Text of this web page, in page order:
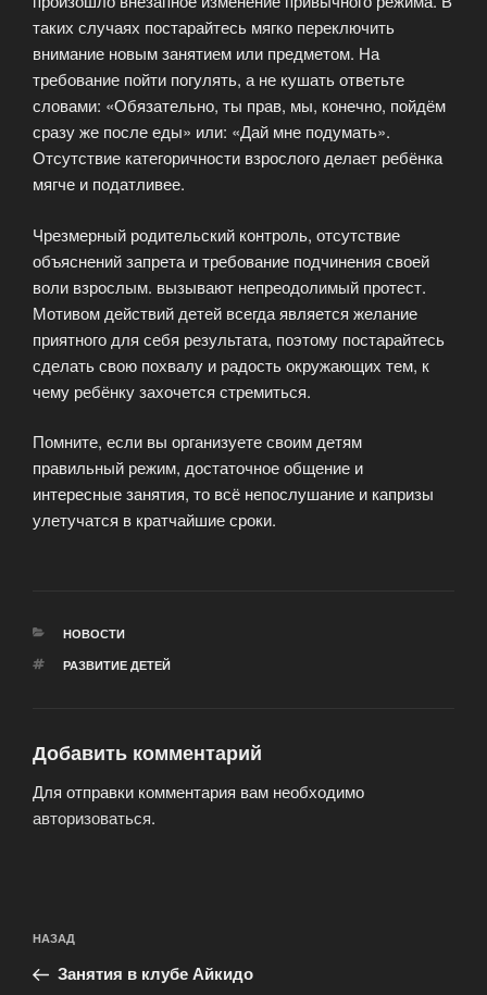
таких случаях постарайтесь мягко переключить
внимание новым занятием или предметом. На
требование пойти погулять, а не кушать ответьте
словами: «Обязательно, ты прав, мы, конечно, пойдём
сразу же после еды» или: «Дай мне подумать».
Отсутствие категоричности взрослого делает ребёнка
мягче и податливее.
Чрезмерный родительский контроль, отсутствие
объяснений запрета и требование подчинения своей
воли взрослым. вызывают непреодолимый протест.
Мотивом действий детей всегда является желание
приятного для себя результата, поэтому постарайтесь
сделать свою похвалу и радость окружающих тем, к
чему ребёнку захочется стремиться.
Помните, если вы организуете своим детям
правильный режим, достаточное общение и
интересные занятия, то всё непослушание и капризы
улетучатся в кратчайшие сроки.
РУБРИКИ
НОВОСТИ
МЕТКИ
РАЗВИТИЕ ДЕТЕЙ
Добавить комментарий
Для отправки комментария вам необходимо
авторизоваться.
по
записям
Предыдущая
запись:
НАЗАД
Занятия в клубе Айкидо